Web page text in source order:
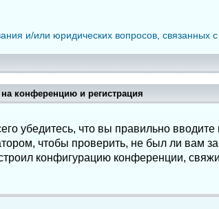
и/или юридических вопросов, связанных
конференцию и регистрация
убедитесь, что вы правильно
чтобы проверить, не был ли вам
конфигурацию конференции,